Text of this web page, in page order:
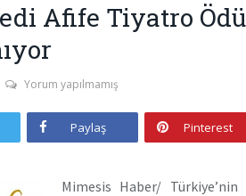
Afife Tiyatro
Yorum yapılmamış
Paylaş Pinterest
Mimesis Haber/